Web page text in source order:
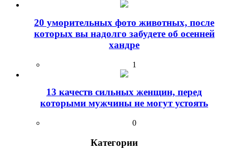
20 уморительных фото животных, после
которых вы надолго забудете об осенней
хандре
1
13 качеств сильных женщин, перед
которыми мужчины не могут устоять
0
Категории